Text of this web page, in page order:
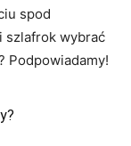
spod
szlafrok wybrać
Podpowiadamy!